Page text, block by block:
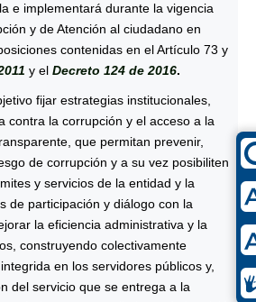
e implementará durante la vigencia
y de Atención al ciudadano en
contenidas en el Artículo 73 y
y el Decreto 124 de 2016.
fijar estrategias institucionales,
contra la corrupción y el acceso a la
que permitan prevenir,
de corrupción y a su vez posibiliten
y servicios de la entidad y la
de participación y diálogo con la
la eficiencia administrativa y la
construyendo colectivamente
en los servidores públicos y,
del servicio que se entrega a la